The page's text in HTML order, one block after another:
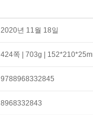
2020년 11월 18일
424쪽 | 703g |
9788968332845
8968332843